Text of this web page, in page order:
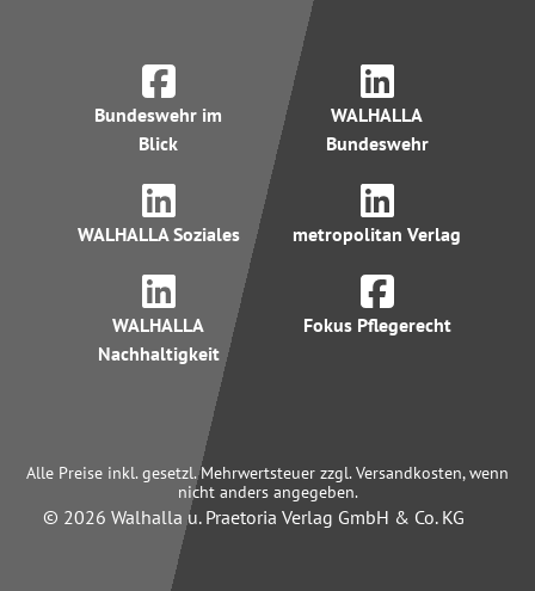
Bundeswehr im
Blick
WALHALLA
Bundeswehr
WALHALLA Soziales metropolitan Verlag
WALHALLA
Nachhaltigkeit
Fokus Pflegerecht
Alle Preise inkl. gesetzl. Mehrwertsteuer zzgl. Versandkosten, wenn
nicht anders angegeben.
© 2026 Walhalla u. Praetoria Verlag GmbH & Co. KG